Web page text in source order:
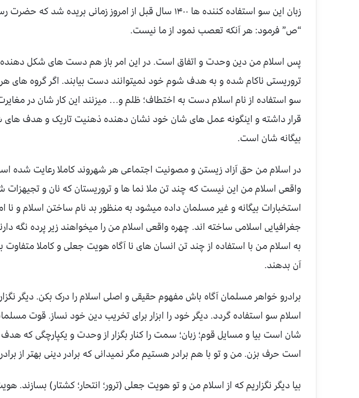
زبان این سو استفاده کننده ها ۱۴۰۰ سال قبل از امروز زمانی بریده شد که
“ص” فرمود: هر آنکه تعصب نمود از ما نیست.
پس اسلام من دین وحدت و اتفاق است. در این امر باز هم دست های شکل
تروریستی ناکام شده و به هدف شوم خود نمیتوانند دست بیابند. اگر گروه های
سو استفاده از نام اسلام دست به اختطاف؛ ظلم و… میزنند این کار شان در
قرار داشته و اینگونه عمل های شان خود نشان دهنده ذهنیت تاریک و هدف های
بیگانه شان است.
در اسلام من حق آزاد زیستن و مصونیت اجتماعی هر شهروند کاملا رعایت شده
واقعی اسلام من این نیست که چند تن ملا نما ها و تروریستان که نان و
استخبارات بیگانه و غیر مسلمان داده میشود به منظور بد نام ساختن اسلام و نا
جغرافیایی اسلامی ساخته اند. چهره واقعی اسلام من را میخواهند زیر پرده نگه
به اسلام من با استفاده از چند تن انسان های نا آگاه هویت جعلی و کاملا
آن بدهند.
برادرو خواهر مسلمان آگاه باش مفهوم حقیقی و اصلی اسلام را درک بکن. دیگر
اسلام سو استفاده گردد. دیگر خود را ابزار برای تخریب دین خود نساز. قوت
شان است بیا و مسایل قوم؛ زبان؛ سمت را کنار بگزار از وحدت و یکپارچگی که
است حرف بزن. من و تو با هم برادر هستیم مگر نمیدانی که برادر دینی بهتر از
بیا دیگر نگزاریم که از اسلام من و تو هویت جعلی (ترور؛ انتحار؛ کشتار) بسازند.